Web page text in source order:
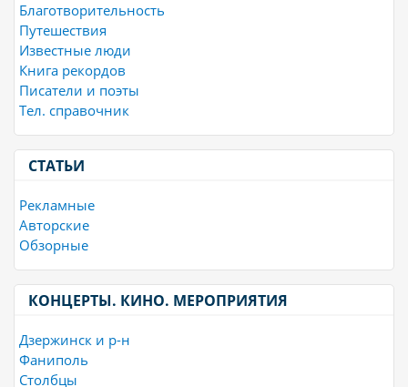
Благотворительность
Путешествия
Известные люди
Книга рекордов
Писатели и поэты
Тел. справочник
СТАТЬИ
Рекламные
Авторские
Обзорные
КОНЦЕРТЫ. КИНО. МЕРОПРИЯТИЯ
Дзержинск и р-н
Фаниполь
Столбцы